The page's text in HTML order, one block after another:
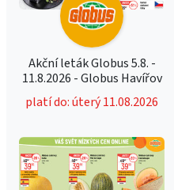
Akční leták Globus 5.8. -
11.8.2026 - Globus Havířov
platí do: úterý 11.08.2026